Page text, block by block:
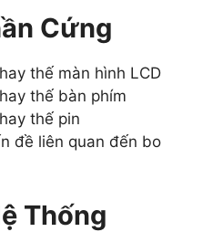
Cứng
thế màn hình LCD
thế bàn phím
thế pin
đề liên quan đến bo
Thống